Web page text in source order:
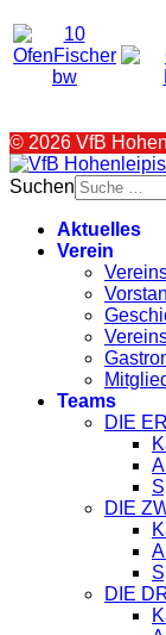
© 2026 VfB
Suchen
Aktuelles
Verein
Teams
DIE
DIE
DIE